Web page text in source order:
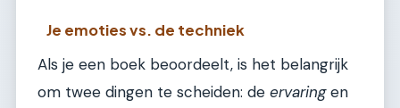
Je emoties vs. de techniek
Als je een boek beoordeelt, is het belangrijk
om twee dingen te scheiden: de ervaringen